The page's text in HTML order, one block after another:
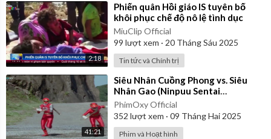
2:18
⁣Phiến quân Hồi giáo IS tuyên bố
khôi phục chế độ nô lệ tình dục
MiuClip Official
99 lượt xem · 20 Tháng Sáu 2025
Tin tức và Chính trị
41:21
⁣Siêu Nhân Cuồng Phong vs. Siêu
Nhân Gao (Ninpuu Sentai
Hurricaneger vs. Gaoranger) 2003 |
Vietsub
PhimOxy Official
352 lượt xem · 09 Tháng Hai 2025
Phim và Hoạt hình